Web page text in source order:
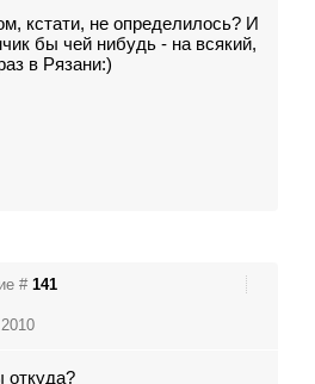
кстати, не определилось? И
бы чей нибудь - на всякий,
в Рязани:)
# 141
откуда?